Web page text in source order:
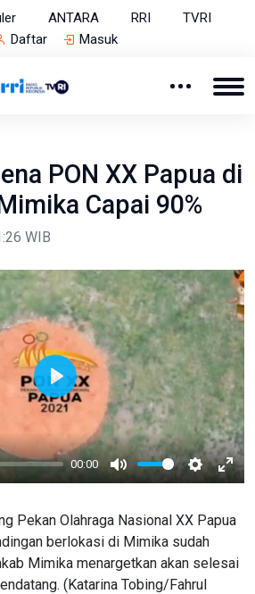
ANTARA RRI
TVRI
Daftar
Masuk
PON XX Papua di
Capai 90%
WIB
00:00
Mute Settings
Play
Pekan Olahraga Nasional XX Papua
berlokasi di Mimika sudah
Mimika menargetkan akan selesai
(Katarina Tobing/Fahrul